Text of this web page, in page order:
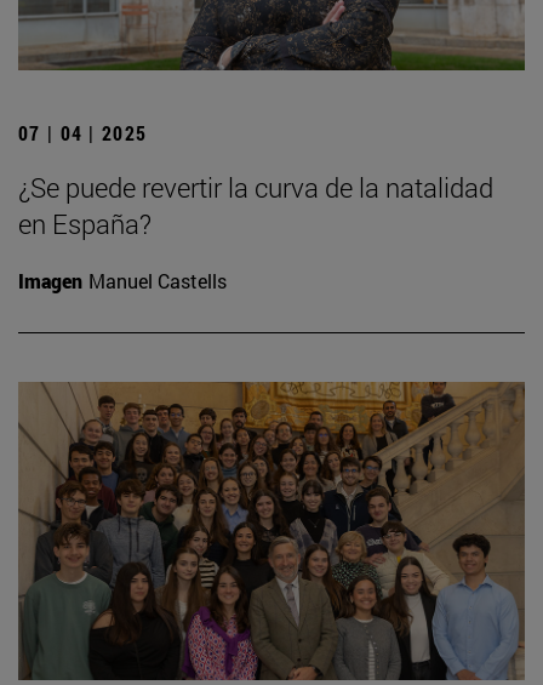
07 | 04 | 2025
¿Se puede revertir la curva de la natalidad
en España?
Imagen Manuel Castells